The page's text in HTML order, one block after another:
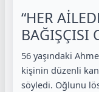
“HER
BAĞIŞÇISI
56 yaşındaki
kişinin düzenli kan
söyledi. Oğlunu